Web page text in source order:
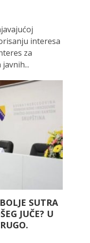
interesa
za
SUTRA
JUČE? U